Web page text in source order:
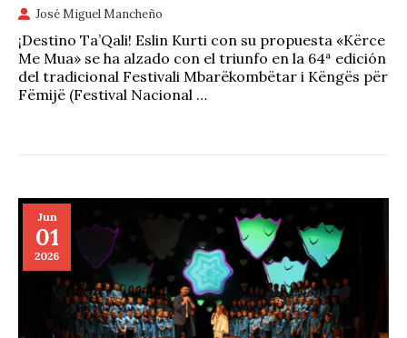
José Miguel Mancheño
¡Destino Ta’Qali! Eslin Kurti con su propuesta «Kërce
Me Mua» se ha alzado con el triunfo en la 64ª edición
del tradicional Festivali Mbarëkombëtar i Këngës për
Fëmijë (Festival Nacional …
Jun
01
2026